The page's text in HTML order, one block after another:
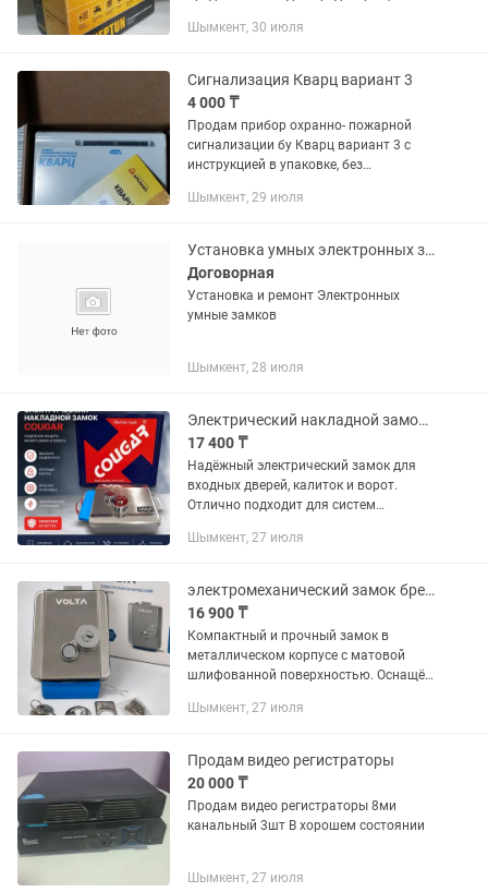
помещениях (горячей и холодной).
частью общей...
Шымкент, 30 июля
Сигнализация Кварц вариант 3
4 000 ₸
Продам прибор охранно- пожарной
сигнализации бу Кварц вариант 3 с
инструкцией в упаковке, без
Шымкент, 29 июля
Установка умных электронных замков
Договорная
Установка и ремонт Электронных
умные замков
Шымкент, 28 июля
Электрический накладной замок Couga
17 400 ₸
Надёжный электрический замок для
входных дверей, калиток и ворот.
Отлично подходит для систем
видеонаблюдения. Характеристики:
Шымкент, 27 июля
электромеханический замок бренда VOLTA.
16 900 ₸
Компактный и прочный замок в
металлическом корпусе с матовой
шлифованной поверхностью. Оснащён
и кнопкой/поворотным элементом для
Шымкент, 27 июля
Продам видео регистраторы
20 000 ₸
Продам видео регистраторы 8ми
канальный 3шт В хорошем состоянии
Шымкент, 27 июля